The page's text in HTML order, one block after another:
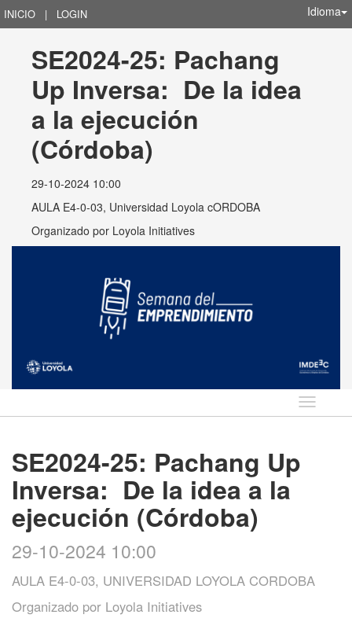
INICIO | LOGIN Idioma
SE2024-25: Pachang
Up Inversa:  De la idea
a la ejecución
(Córdoba)
29-10-2024 10:00
AULA E4-0-03, Universidad Loyola cORDOBA
Organizado por Loyola Initiatives
Idioma
SE2024-25: Pachang Up
Inversa: De la idea a la
ejecución (Córdoba)
29-10-2024 10:00
AULA E4-0-03, UNIVERSIDAD LOYOLA CORDOBA
Organizado por Loyola Initiatives